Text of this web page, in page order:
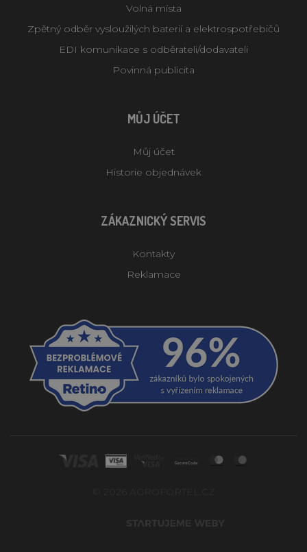
Volná místa
Zpětný odběr vysloužilých baterií a elektrospotřebičů
EDI komunikace s odběrateli/dodavateli
Povinná publicita
MŮJ ÚČET
Můj účet
Historie objednávek
ZÁKAZNICKÝ SERVIS
Kontakty
Reklamace